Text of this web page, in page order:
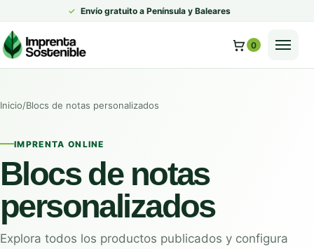
✓ Envío gratuito a Península y Baleares
0 Abrir
Inicio/Blocs de notas personalizados
IMPRENTA ONLINE
Blocs de notas
personalizados
Explora todos los productos publicados y configura